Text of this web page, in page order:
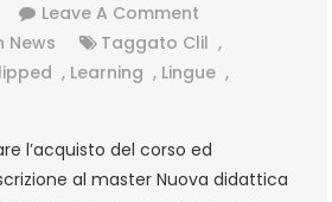
Leave A Comment
Nuova
Didattica
Lingue:
Multimodale,
News Taggato Clil ,
, Learning , Lingue ,
l’acquisto del corso ed
al master Nuova didattica